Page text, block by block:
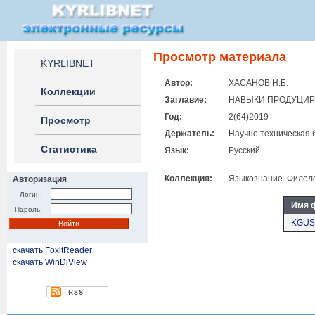
KYRLIBNET
Коллекции
Просмотр
Статистика
Авторизация
Логин:
Пароль:
скачать FoxitReader
скачать WinDjView
Просмотр материала
Автор:
ХАСАНОВ Н.Б.
Заглавие:
НАВЫКИ
Год:
2(64)2019
Держатель:
Научно техническая
Язык:
Русский
Коллекция: Языкознание.
Имя